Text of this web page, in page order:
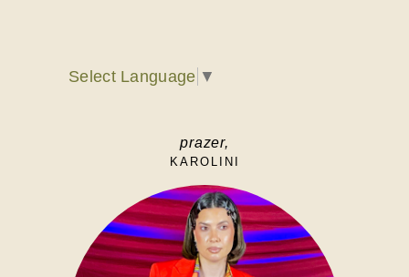
Select Language ▼
prazer,
KAROLINI